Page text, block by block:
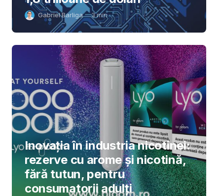
Gabriel Barliga 3min
Inovația în industria nicotinei:
rezerve cu arome și nicotină,
fără tutun, pentru
consumatorii adulți